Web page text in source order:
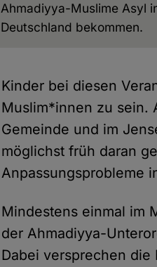
Ahmadiyya-Muslime Asyl
Deutschland bekommen.
Kinder bei diesen
Muslim*innen zu sein.
Gemeinde und im
möglichst früh daran
Anpassungsprobleme
Mindestens einmal im
der Ahmadiyya-
Dabei versprechen